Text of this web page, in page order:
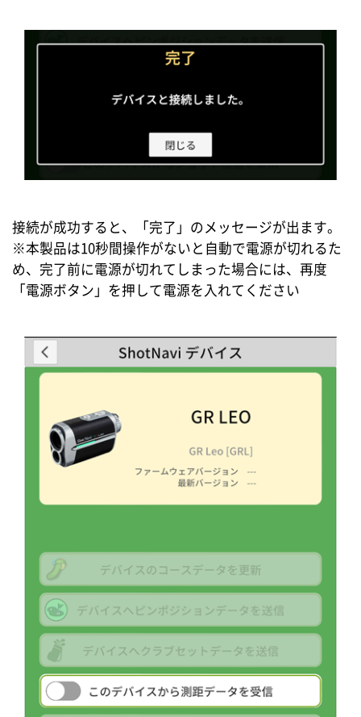
接続が成功すると、「完了」のメッセージが出ます。
※本製品は10秒間操作がないと自動で電源が切れるた
め、完了前に電源が切れてしまった場合には、再度
「電源ボタン」を押して電源を入れてください